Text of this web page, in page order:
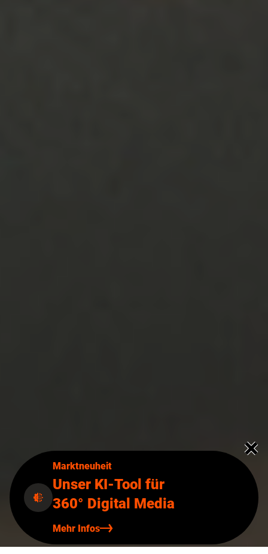
Marktneuheit
Unser KI-Tool für
360° Digital Media
Mehr Infos